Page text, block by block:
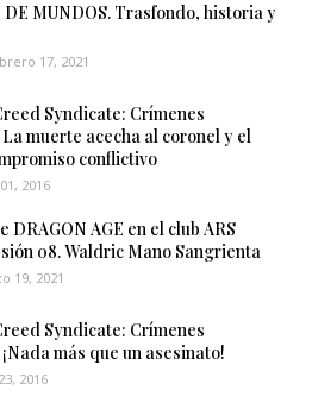
DE MUNDOS. Trasfondo, historia y
17, 2021
Syndicate: Crímenes
muerte acecha al coronel y el
conflictivo
2016
DRAGON AGE en el club ARS
08. Waldric Mano Sangrienta
19, 2021
Syndicate: Crímenes
más que un asesinato!
2016